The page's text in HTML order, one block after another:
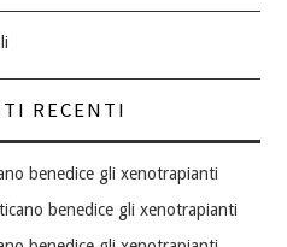
RECENTI
benedice gli xenotrapianti
benedice gli xenotrapianti